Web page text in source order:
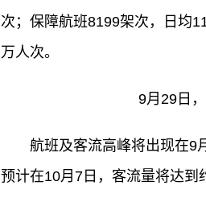
次；保障航班8199架次，日均
万人次。
9月29日
航班及客流高峰将出现在9
预计在10月7日，客流量将达